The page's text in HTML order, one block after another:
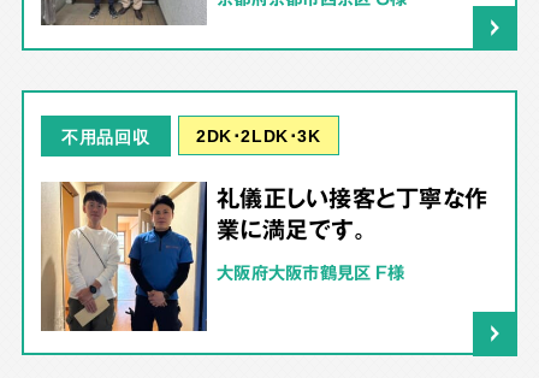
不用品回収 2DK･2LDK･3K
礼儀正しい接客と丁寧な作
業に満足です。
大阪府大阪市鶴見区 F様